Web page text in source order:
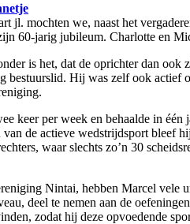
jl. mochten we, naast het
60-jarig jubileum. Charlotte en
is het, dat de oprichter dan
bestuurslid. Hij was zelf ook actief
keer per week en behaalde in
de actieve wedstrijdsport bleef
waar slechts zo’n 30
Nintai, hebben Marcel vele
deel te nemen aan de
zodat hij deze opvoedende